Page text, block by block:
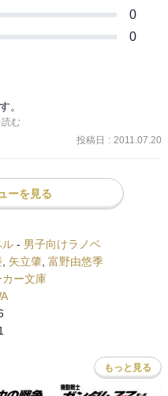
0
0
。
ピーエンドに近い終わり方．
む
投稿日 : 2011.07.20
ーを見る
ル - 男子向けラノベ
矢立肇 富野由悠季
ー文庫
もっと見る